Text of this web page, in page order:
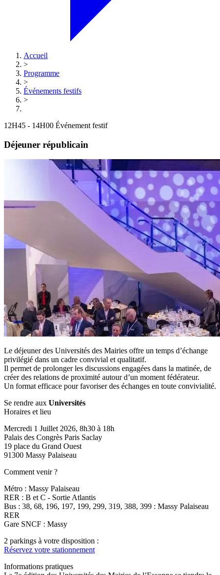
Accueil
>
Programme
>
Événements festifs
>
12H45 - 14H00 Événement festif
Déjeuner républicain
Le déjeuner des Universités des Mairies offre un temps d’échange
privilégié dans un cadre convivial et qualitatif.
Il permet de prolonger les discussions engagées dans la matinée, de
créer des relations de proximité autour d’un moment fédérateur.
Un format efficace pour favoriser des échanges en toute convivialité.
Se rendre aux Universités
Horaires et lieu
Mercredi 1 Juillet 2026, 8h30 à 18h
Palais des Congrès Paris Saclay
19 place du Grand Ouest
91300 Massy Palaiseau
Comment venir ?
Métro : Massy Palaiseau
RER : B et C - Sortie Atlantis
Bus : 38, 68, 196, 197, 199, 299, 319, 388, 399 : Massy Palaiseau
RER
Gare SNCF : Massy
2 parkings à votre disposition :
Réservez votre stationnement
Informations pratiques